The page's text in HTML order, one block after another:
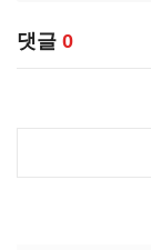
댓글 0